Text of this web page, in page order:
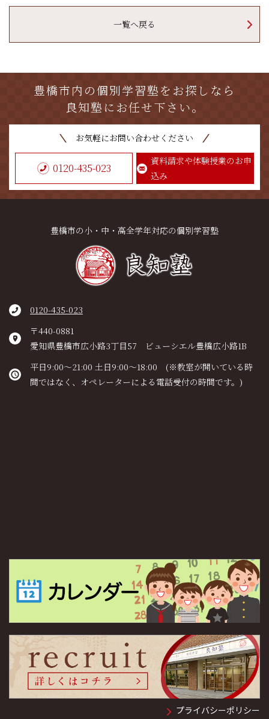
一覧へ戻る
豊橋市内の個別学習塾をお探しなら
良知塾にお任せ下さい。
お気軽にお問い合わせください
0120-435-023
資料請求や体験授業のお申
込み
豊橋市の小・中・高全学年対応の個別学習塾
0120-435-023
〒440-0881
愛知県豊橋市広小路3丁目57 ビューシエル豊橋広小路1B
平日9:00～21:00 土日9:00～18:00 (※教室が開いている時
間ではなく、オペレーターによる電話受付の時間です。)
プライバシーポリシー